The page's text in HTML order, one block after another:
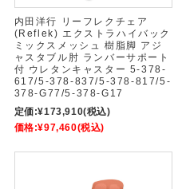
内田洋行 リーフレクチェア
(Reflek) エクストラハイバック
ミックスメッシュ 樹脂脚 アジ
ャスタブル肘 ランバーサポート
付 ウレタンキャスター 5-378-
617/5-378-837/5-378-817/5-
378-G77/5-378-G17
定価:¥173,910(税込)
価格:¥97,460(税込)